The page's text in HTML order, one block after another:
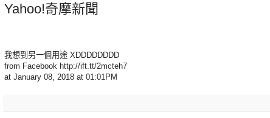
Yahoo!奇摩新聞
我想到另一個用途 XDDDDDDDD
from Facebook http://ift.tt/2mcteh7
at January 08, 2018 at 01:01PM